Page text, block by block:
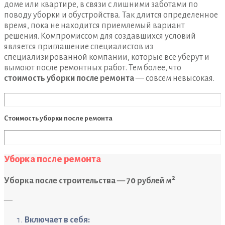
доме или квартире, в связи с лишними заботами по
поводу уборки и обустройства. Так длится определенное
время, пока не находится приемлемый вариант
решения. Компромиссом для создавшихся условий
является приглашение специалистов из
специализированной компании, которые все уберут и
вымоют после ремонтных работ. Тем более, что
стоимость уборки после ремонта— совсем невысокая.
Стоимость уборки после ремонта
Уборка после ремонта
Уборка после строительства — 70 рублей м2
—
Включает в себя: